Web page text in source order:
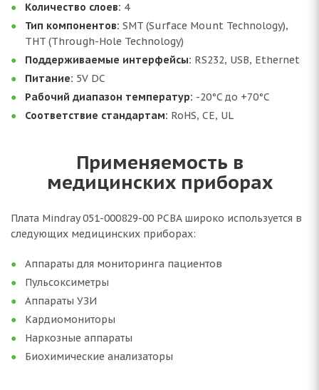
Количество слоев: 4
Тип компонентов: SMT (Surface Mount Technology),
THT (Through-Hole Technology)
Поддерживаемые интерфейсы: RS232, USB, Ethernet
Питание: 5V DC
Рабочий диапазон температур: -20°C до +70°C
Соответствие стандартам: RoHS, CE, UL
Применяемость в
медицинских приборах
Плата Mindray 051-000829-00 PCBA широко используется в
следующих медицинских приборах:
Аппараты для мониторинга пациентов
Пульсоксиметры
Аппараты УЗИ
Кардиомониторы
Наркозные аппараты
Биохимические анализаторы